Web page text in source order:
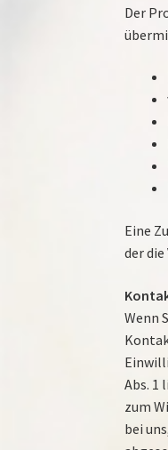
Der
Eine
der
Wenn
Abs. 1
zum
bei